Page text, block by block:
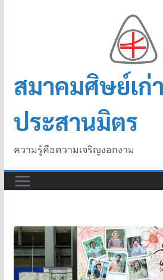
สมาคมศิษย์เก่
ประสานมิตร
ความรู้คือความเจริญงอกงาม